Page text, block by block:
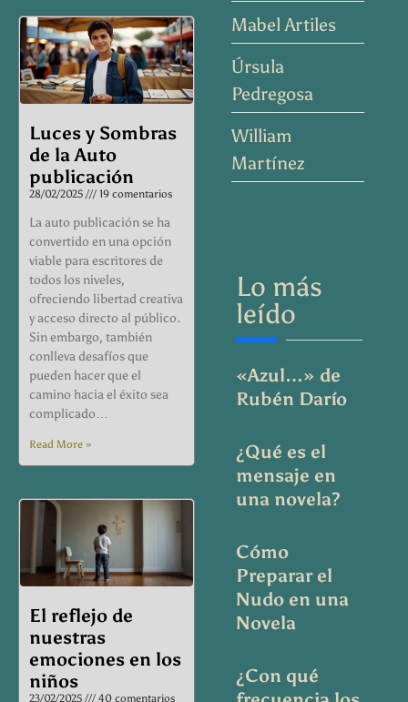
Luces y Sombras
de la Auto
publicación
28/02/2025 19 comentarios
La auto publicación se ha
convertido en una opción
viable para escritores de
todos los niveles,
ofreciendo libertad creativa
y acceso directo al público.
Sin embargo, también
conlleva desafíos que
pueden hacer que el
camino hacia el éxito sea
complicado…
Read More »
El reflejo de
nuestras
emociones en los
niños
23/02/2025 40 comentarios
Mabel Artiles
Úrsula
Pedregosa
William
Martínez
Lo más
leído
«Azul…» de
Rubén Darío
¿Qué es el
mensaje en
una novela?
Cómo
Preparar el
Nudo en una
Novela
¿Con qué